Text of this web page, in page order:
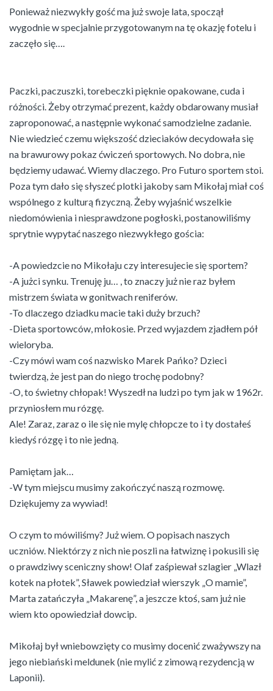
Ponieważ niezwykły gość ma już swoje lata, spoczął
wygodnie w specjalnie przygotowanym na tę okazję fotelu i
zaczęło się….
Paczki, paczuszki, torebeczki pięknie opakowane, cuda i
różności. Żeby otrzymać prezent, każdy obdarowany musiał
zaproponować, a następnie wykonać samodzielne zadanie.
Nie wiedzieć czemu większość dzieciaków decydowała się
na brawurowy pokaz ćwiczeń sportowych. No dobra, nie
będziemy udawać. Wiemy dlaczego. Pro Futuro sportem stoi.
Poza tym dało się słyszeć plotki jakoby sam Mikołaj miał coś
wspólnego z kulturą fizyczną. Żeby wyjaśnić wszelkie
niedomówienia i niesprawdzone pogłoski, postanowiliśmy
sprytnie wypytać naszego niezwykłego gościa:
-A powiedzcie no Mikołaju czy interesujecie się sportem?
-A jużci synku. Trenuję ju… , to znaczy już nie raz byłem
mistrzem świata w gonitwach reniferów.
-To dlaczego dziadku macie taki duży brzuch?
-Dieta sportowców, młokosie. Przed wyjazdem zjadłem pół
wieloryba.
-Czy mówi wam coś nazwisko Marek Pańko? Dzieci
twierdzą, że jest pan do niego trochę podobny?
-O, to świetny chłopak! Wyszedł na ludzi po tym jak w 1962r.
przyniosłem mu rózgę.
Ale! Zaraz, zaraz o ile się nie mylę chłopcze to i ty dostałeś
kiedyś rózgę i to nie jedną.
Pamiętam jak…
-W tym miejscu musimy zakończyć naszą rozmowę.
Dziękujemy za wywiad!
O czym to mówiliśmy? Już wiem. O popisach naszych
uczniów. Niektórzy z nich nie poszli na łatwiznę i pokusili się
o prawdziwy sceniczny show! Olaf zaśpiewał szlagier „Wlazł
kotek na płotek”, Sławek powiedział wierszyk „O mamie”,
Marta zatańczyła „Makarenę”, a jeszcze ktoś, sam już nie
wiem kto opowiedział dowcip.
Mikołaj był wniebowzięty co musimy docenić zważywszy na
jego niebiański meldunek (nie mylić z zimową rezydencją w
Laponii).